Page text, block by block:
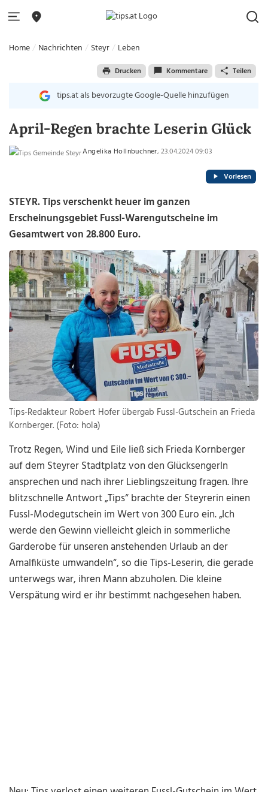
Home Nachrichten Steyr Leben
Drucken Kommentare Teilen
tips.at als bevorzugte Google-Quelle hinzufügen
April-Regen brachte Leserin Glück
Angelika Hollnbuchner, 23.04.2024 09:03
Vorlesen
STEYR. Tips verschenkt heuer im ganzen
Erscheinungsgebiet Fussl-Warengutscheine im
Gesamtwert von 28.800 Euro.
Tips-Redakteur Robert Hofer übergab Fussl-Gutschein an Frieda
Kornberger. (Foto: hola)
Trotz Regen, Wind und Eile ließ sich Frieda Kornberger
auf dem Steyrer Stadtplatz von den Glücksengerln
ansprechen und nach ihrer Lieblingszeitung fragen. Ihre
blitzschnelle Antwort „Tips“ brachte der Steyrerin einen
Fussl-Modegutschein im Wert von 300 Euro ein. „Ich
werde den Gewinn vielleicht gleich in sommerliche
Garderobe für unseren anstehenden Urlaub an der
Amalfiküste umwandeln“, so die Tips-Leserin, die gerade
unterwegs war, ihren Mann abzuholen. Die kleine
Verspätung wird er ihr bestimmt nachgesehen haben.